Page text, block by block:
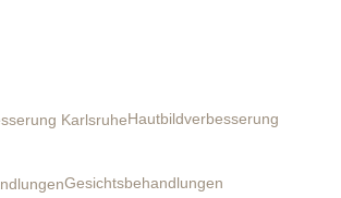
Hautbildverbesserung
Gesichtsbehandlungen